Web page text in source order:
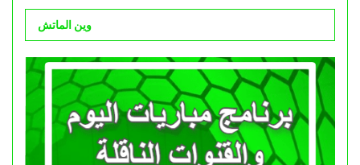
وين الماتش